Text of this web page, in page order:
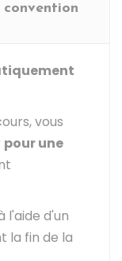
vous
pour une
l'aide d'un
la fin de la